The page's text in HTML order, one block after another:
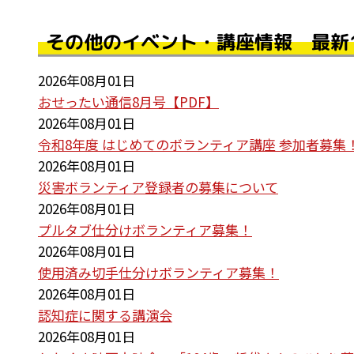
その他のイベント・講座情報 最
2026年08月01日
おせったい通信8月号【PDF】
2026年08月01日
令和8年度 はじめてのボランティア講座 参加者募集！
2026年08月01日
災害ボランティア登録者の募集について
2026年08月01日
プルタブ仕分けボランティア募集！
2026年08月01日
使用済み切手仕分けボランティア募集！
2026年08月01日
認知症に関する講演会
2026年08月01日